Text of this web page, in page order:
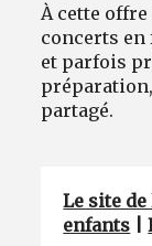
À cette offre
concerts en
et parfois
partagé.
Le site
enfants |